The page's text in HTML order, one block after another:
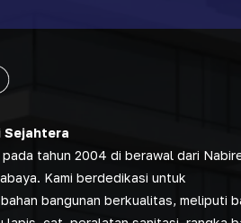
Sejahtera
pada tahun 2004 di berawal dari
Kami berdedikasi untuk
bangunan berkualitas, meliputi